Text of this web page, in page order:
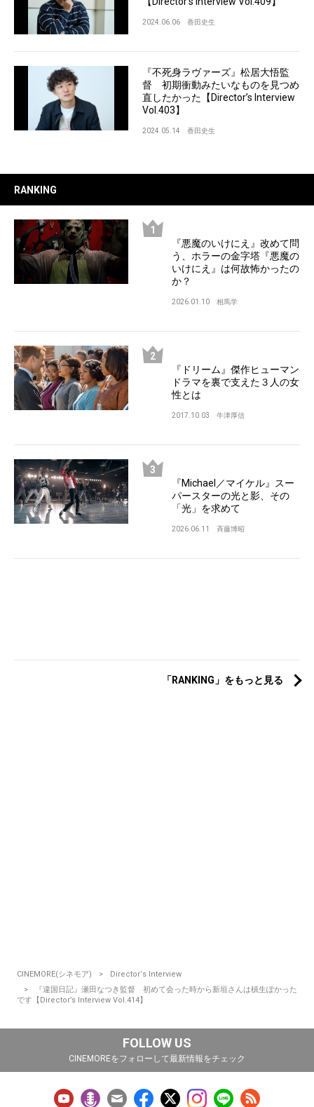
2024.06.06 香田史生
『不死身ラヴァーズ』松居大悟監
督 初期衝動みたいなものを見つめ
直したかった【Director’s Interview
Vol.403】
2024.05.14 香田史生
RANKING
『悪魔のいけにえ』改めて問
う、ホラーの金字塔『悪魔の
いけにえ』は何故怖かったの
か？
2026.01.10 相馬学
『ドリーム』傑作ヒューマン
ドラマを裏で支えた３人の女
性とは
2017.10.03 牛津厚信
『Michael／マイケル』スー
パースターの光と影、その
「光」を求めて
2026.06.11 斉藤博昭
「RANKING」をもっと見る
CINEMORE(シネモア)
Director‘s Interview
『違国日記』瀬田なつき監督 初めて会った時から新垣さんは槙生ぽかった
です【Director’s Interview Vol.414】
FOLLOW US
CINEMOREをフォローして最新情報をチェック